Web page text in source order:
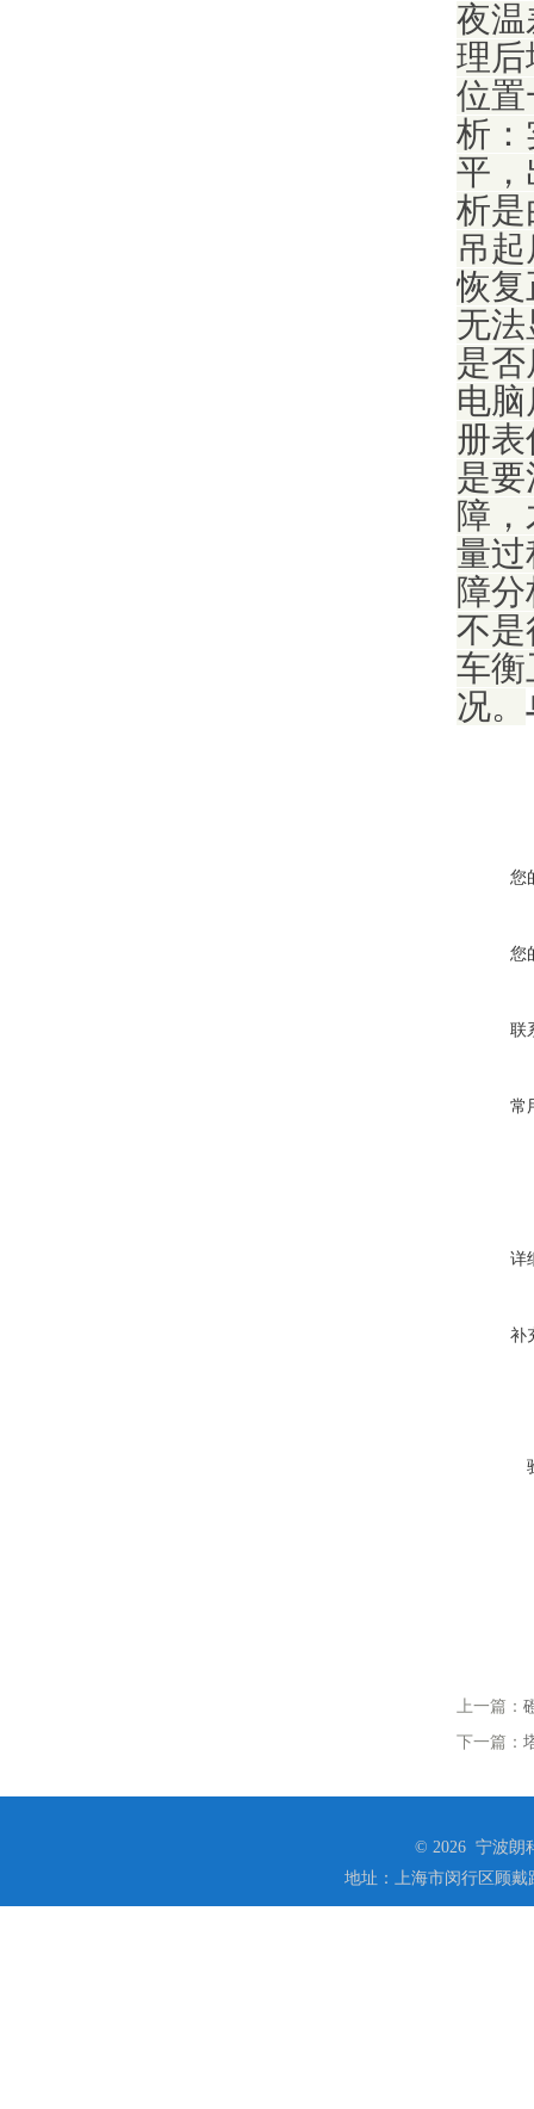
夜温
理后
位置
析：
平，
析是
吊
恢复
无
是
电
册
是
障
量过
障
不是
车衡
况。
您
您
联
常
详
补
上一篇：
下一篇：
© 2026 宁波朗
地址：上海市闵行区顾